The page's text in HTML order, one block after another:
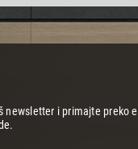
newsletter i primajte preko